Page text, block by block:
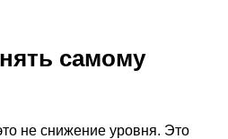
самому
не снижение уровня. Это